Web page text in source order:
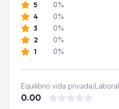
5 0%
4 0%
3 0%
2 0%
1 0%
Equilibrio vida privada/Laboral
0.00